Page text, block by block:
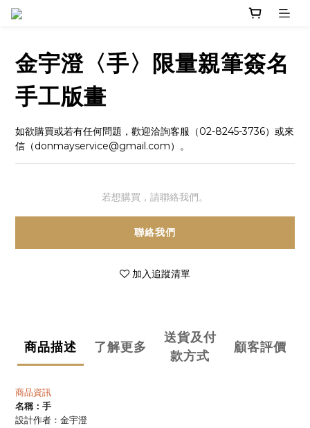
金宇澄〈手〉限量親筆簽名
手工版畫
如欲購買或若有任何問題，歡迎洽詢客服（02-8245-3736）或來
信（donmayservice@gmail.com）。
若想購買，請聯絡我們。
聯絡我們
加入追蹤清單
商品描述 了解更多
送貨及付
款方式
顧客評價
商品資訊
名稱： 手
設計作者：金宇澄